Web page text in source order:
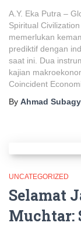
A.Y. Eka Putra –
Spiritual
memerlukan
prediktif dengan
saat ini. Dua
kajian
Coincident
By Ahmad
UNCATEGORIZED
Selamat
Muchtar: